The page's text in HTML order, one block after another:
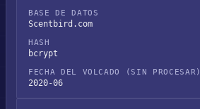
BASE DE DATOS
Scentbird.com
HASH
bcrypt
FECHA DEL VOLCADO (SIN PROCESAR)
2020-06